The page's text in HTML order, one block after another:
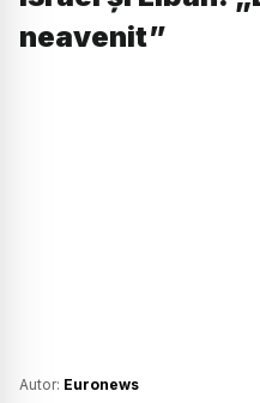
neavenit”
Autor: Euronews